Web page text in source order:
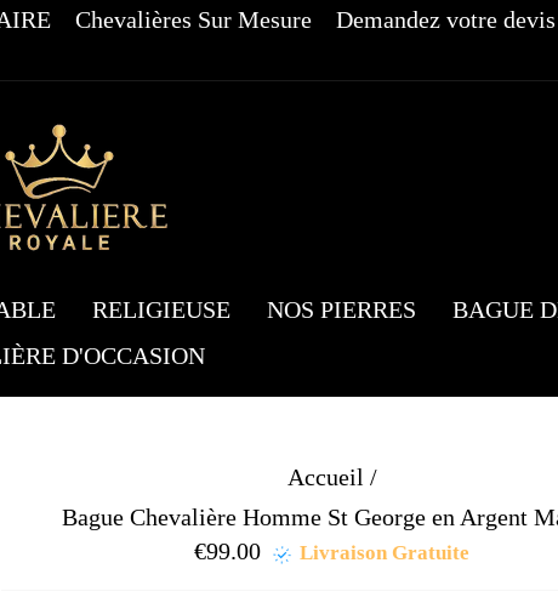
Chevalières Sur Mesure
Demandez votre devis
RELIGIEUSE NOS PIERRES
BAGUE
D'OCCASION
Accueil /
Bague Chevalière Homme St George en Argent
€99.00 PrixLivraison Gratuite